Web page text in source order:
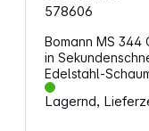
578606
Bomann MS 344 CB
in Sekundenschnelle Soft-Touch-
Lagernd,